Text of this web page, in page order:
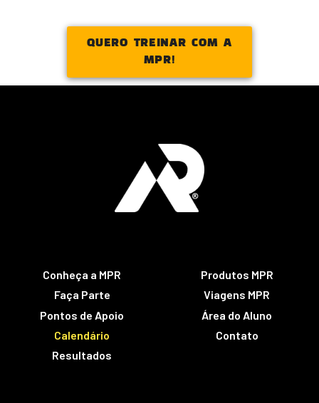
QUERO TREINAR COM A
MPR!
Conheça a MPR
Faça Parte
Pontos de Apoio
Calendário
Resultados
Produtos MPR
Viagens MPR
Área do Aluno
Contato